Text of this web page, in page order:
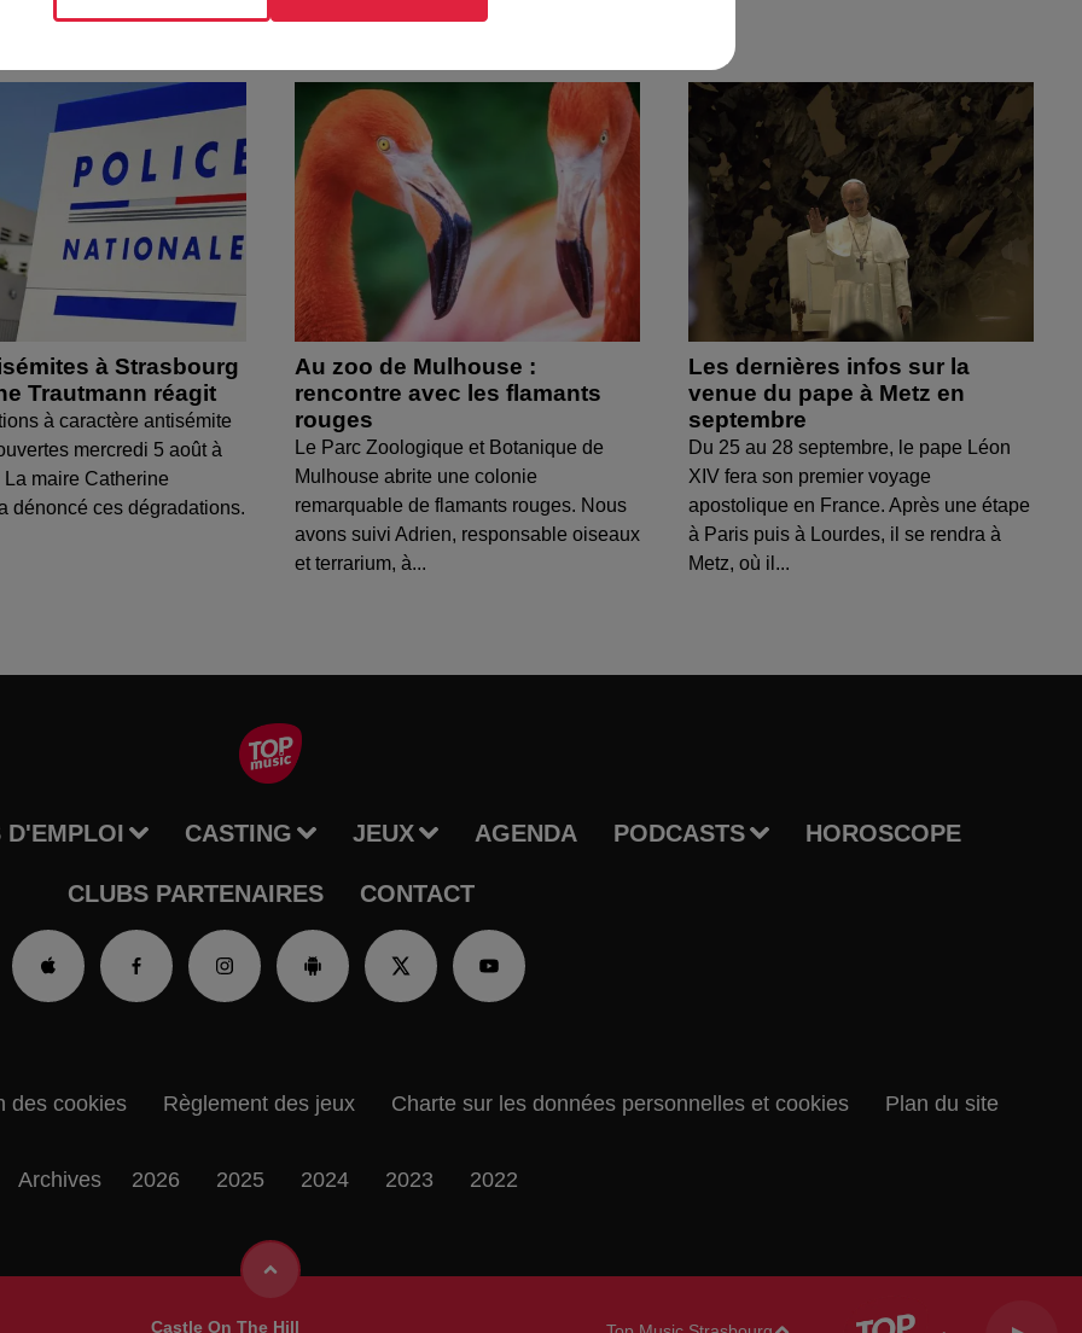
à Strasbourg
Trautmann réagit
à caractère antisémite
mercredi 5 août à
La maire Catherine
dénoncé ces dégradations.
Au zoo de Mulhouse :
rencontre avec les flamants
rouges
Le Parc Zoologique et Botanique de
Mulhouse abrite une colonie
remarquable de flamants rouges. Nous
avons suivi Adrien, responsable oiseaux
et terrarium, à...
Les dernières infos sur la
venue du pape à Metz en
septembre
Du 25 au 28 septembre, le pape Léon
XIV fera son premier voyage
apostolique en France. Après une étape
à Paris puis à Lourdes, il se rendra à
Metz, où il...
D'EMPLOI CASTING JEUX AGENDA PODCASTS HOROSCOPE
CLUBS PARTENAIRES CONTACT
Castle On The Hill
des cookies Règlement des jeux Charte sur les données personnelles et cookies Plan du site
Archives 2026 2025 2024 2023 2022